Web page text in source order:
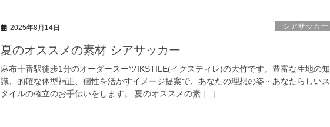
2025年8月14日 シアサッカー
夏のオススメの素材 シアサッカー
麻布十番駅徒歩1分のオーダースーツIKSTILE(イクスティレ)の大竹です。豊富な生地の知
識、的確な体型補正、個性を活かすイメージ提案で、あなたの理想の姿・あなたらしいス
タイルの確立のお手伝いをします。 夏のオススメの素 […]